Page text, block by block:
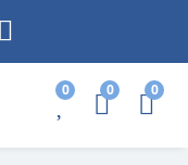
0 0 0